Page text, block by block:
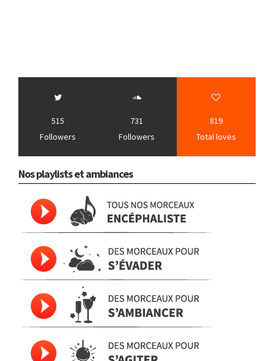
515
Followers
731
Followers
819
Total loves
Nos playlists et ambiances